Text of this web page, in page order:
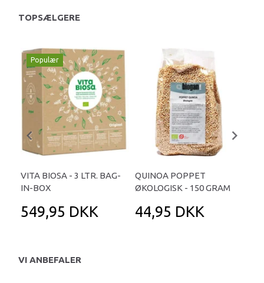
TOPSÆLGERE
Populær
VITA BIOSA - 3 LTR. BAG-
IN-BOX
549,95 DKK
QUINOA POPPET
ØKOLOGISK - 150 GRAM
44,95 DKK
VI ANBEFALER